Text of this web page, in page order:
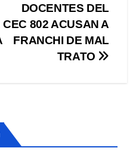
DOCENTES DEL
CEC 802 ACUSAN A
FRANCHI DE MAL
TRATO